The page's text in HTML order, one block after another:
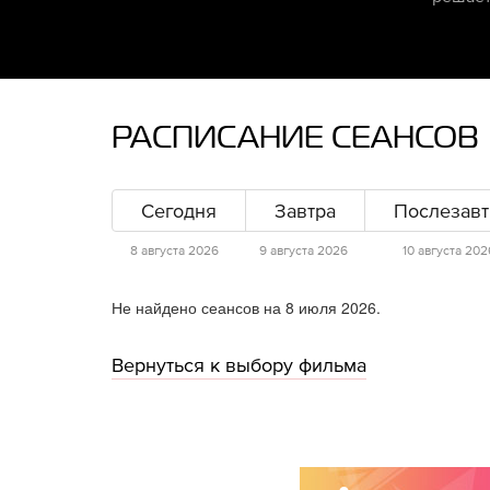
РАСПИСАНИЕ СЕАНСОВ
Сегодня
8 августа 2026
Завтра
9 августа 2026 10 августа
Не найдено сеансов на 8 июля 2026.
Вернуться к выбору фильма